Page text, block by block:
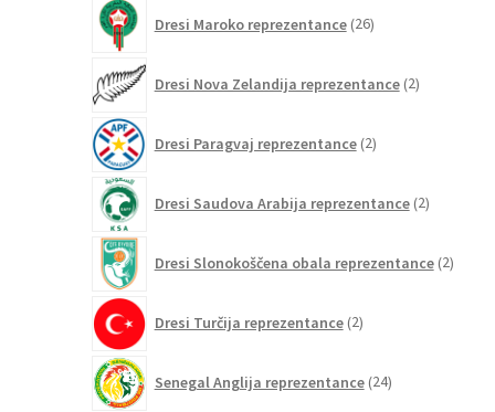
Dresi Maroko reprezentance 26izdelkov
Dresi Nova Zelandija reprezentance 2izdelka
Dresi Paragvaj reprezentance 2izdelka
Dresi Saudova Arabija reprezentance 2izdelka
Dresi Slonokoščena obala reprezentance 2izdelka
Dresi Turčija reprezentance 2izdelka
Senegal Anglija reprezentance 24izdelkov